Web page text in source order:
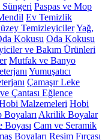
Paspas ve Mop
Ev Temizlik
TemizleyicilerYağ,
Kokusu Oda Kokusu
ve Bakım Ürünleri
Mutfak ve Banyo
Yumuşatıcı
Çamaşır Leke
Çantası Eğlence
Malzemeleri Hobi
Boyaları Akrilik Boyalar
Boyası Cam ve Seramik
Boyaları Resim Fırçası